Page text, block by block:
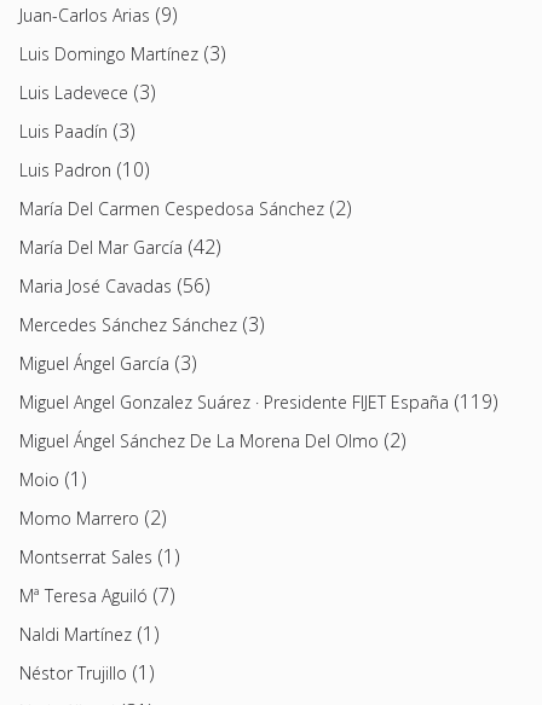
Juan-Carlos Arias (9)
Luis Domingo Martínez (3)
Luis Ladevece (3)
Luis Paadín (3)
Luis Padron (10)
María Del Carmen Cespedosa Sánchez (2)
María Del Mar García (42)
Maria José Cavadas (56)
Mercedes Sánchez Sánchez (3)
Miguel Ángel García (3)
Miguel Angel Gonzalez Suárez · Presidente FIJET España (119)
Miguel Ángel Sánchez De La Morena Del Olmo (2)
Moio (1)
Momo Marrero (2)
Montserrat Sales (1)
Mª Teresa Aguiló (7)
Naldi Martínez (1)
Néstor Trujillo (1)